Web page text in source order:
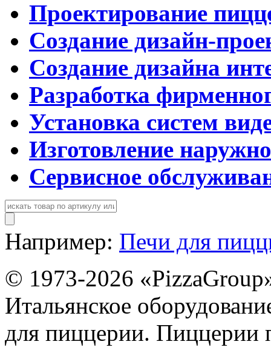
Проектирование
Создание дизайн-
Создание дизайна
Разработка
Установка систем
Изготовление
Сервисное
Например: Печи для
© 1973-2026
Итальянское
для пиццерии. Пиццерии